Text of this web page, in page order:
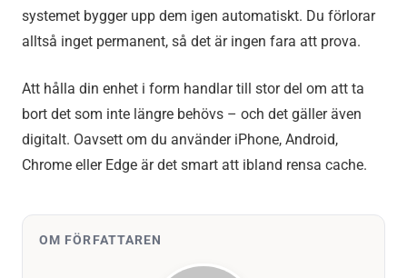
systemet bygger upp dem igen automatiskt. Du förlorar
alltså inget permanent, så det är ingen fara att prova.
Att hålla din enhet i form handlar till stor del om att ta
bort det som inte längre behövs – och det gäller även
digitalt. Oavsett om du använder iPhone, Android,
Chrome eller Edge är det smart att ibland rensa cache.
OM FÖRFATTAREN